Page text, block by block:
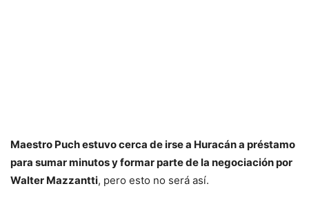
Maestro Puch estuvo cerca de irse a Huracán a préstamo
para sumar minutos y formar parte de la negociación por
Walter Mazzantti, pero esto no será así.